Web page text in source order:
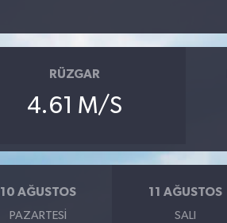
RÜZGAR
4.61 M/S
10 AĞUSTOS
PAZARTESI
11 AĞUSTOS
SALI